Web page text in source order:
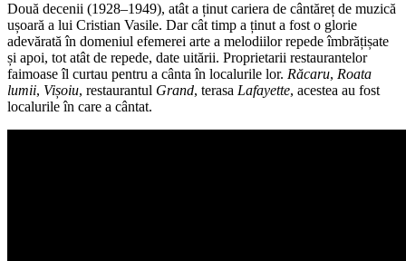
Două decenii (1928–1949), atât a ținut cariera de cântăreț de muzică
ușoară a lui Cristian Vasile. Dar cât timp a ținut a fost o glorie
adevărată în domeniul efemerei arte a melodiilor repede îmbrățișate
și apoi, tot atât de repede, date uitării. Proprietarii restaurantelor
faimoase îl curtau pentru a cânta în localurile lor. Răcaru, Roata
lumii, Vișoiu, restaurantul Grand, terasa Lafayette, acestea au fost
localurile în care a cântat.